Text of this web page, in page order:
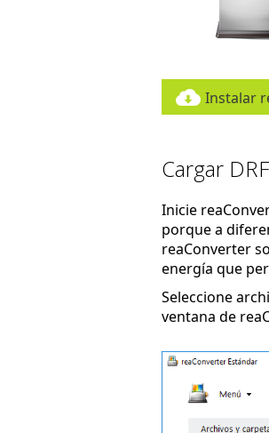
Instalar
Cargar
Inicie
porque a
reaConverter
energía que
Seleccione
ventana de